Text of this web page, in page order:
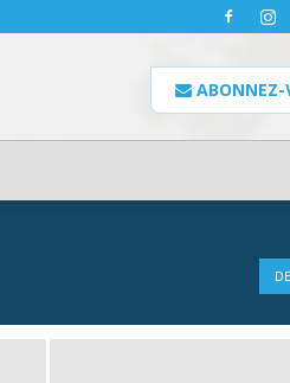
ABONNEZ-